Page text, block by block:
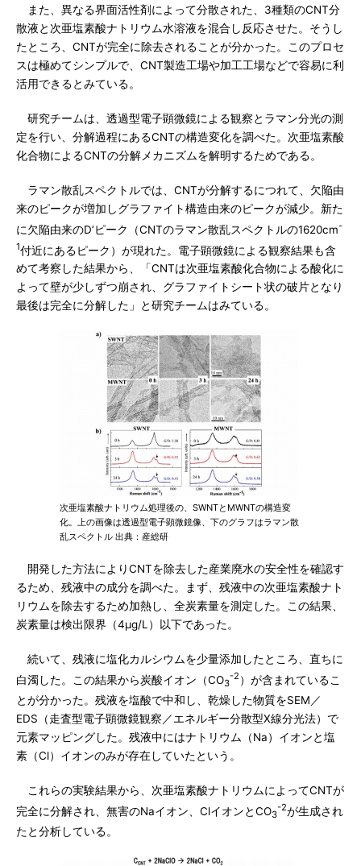
また、異なる界面活性剤によって分散された、3種類のCNT分
散液と次亜塩素酸ナトリウム水溶液を混合し反応させた。そうし
たところ、CNTが完全に除去されることが分かった。このプロセ
スは極めてシンプルで、CNT製造工場や加工工場などで容易に利
活用できるとみている。
研究チームは、透過型電子顕微鏡による観察とラマン分光の測
定を行い、分解過程にあるCNTの構造変化を調べた。次亜塩素酸
化合物によるCNTの分解メカニズムを解明するためである。
ラマン散乱スペクトルでは、CNTが分解するにつれて、欠陥由
来のピークが増加しグラファイト構造由来のピークが減少。新た
に欠陥由来のD’ピーク（CNTのラマン散乱スペクトルの1620cm-
1付近にあるピーク）が現れた。電子顕微鏡による観察結果も含
めて考察した結果から、「CNTは次亜塩素酸化合物による酸化に
よって壁が少しずつ崩され、グラファイトシート状の破片となり
最後は完全に分解した」と研究チームはみている。
次亜塩素酸ナトリウム処理後の、SWNTとMWNTの構造変
化。上の画像は透過型電子顕微鏡像、下のグラフはラマン散
乱スペクトル 出典：産総研
開発した方法によりCNTを除去した産業廃水の安全性を確認す
るため、残液中の成分を調べた。まず、残液中の次亜塩素酸ナト
リウムを除去するため加熱し、全炭素量を測定した。この結果、
炭素量は検出限界（4μg/L）以下であった。
続いて、残液に塩化カルシウムを少量添加したところ、直ちに
白濁した。この結果から炭酸イオン（CO3
-2 ）が含まれているこ
とが分かった。残液を塩酸で中和し、乾燥した物質をSEM／
EDS（走査型電子顕微鏡観察／エネルギー分散型X線分光法）で
元素マッピングした。残液中にはナトリウム（Na）イオンと塩
素（Cl）イオンのみが存在していたという。
これらの実験結果から、次亜塩素酸ナトリウムによってCNTが
完全に分解され、無害のNaイオン、ClイオンとCO3
-2が生成され
たと分析している。